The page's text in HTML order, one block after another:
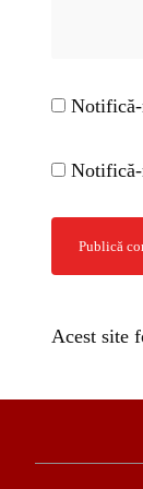
Notifică-
Acest site